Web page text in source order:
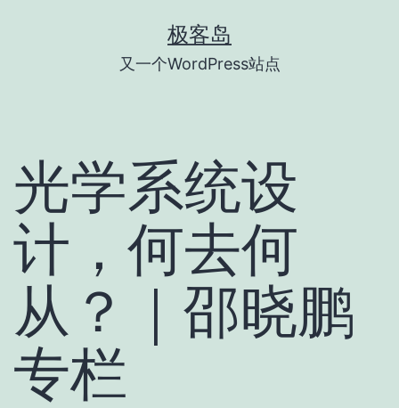
极客岛
又一个WordPress站点
光学系统设
计，何去何
从？｜邵晓鹏
专栏